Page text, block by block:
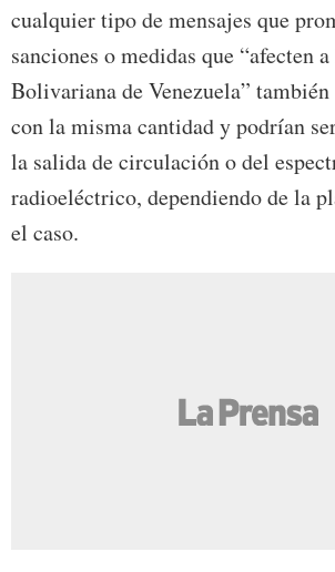
cualquier tipo de mensajes que
sanciones o medidas que “afecten
Bolivariana de Venezuela”
con la misma cantidad y podrían
la salida de circulación o del
radioeléctrico, dependiendo de la
el caso.